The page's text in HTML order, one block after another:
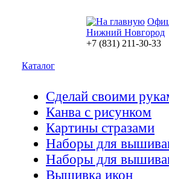
Нижний Новгород
+7 (831) 211-30-33
Каталог
Сделай своими
Канва с рисунком
Картины стразами
Наборы для
Наборы для
Вышивка икон